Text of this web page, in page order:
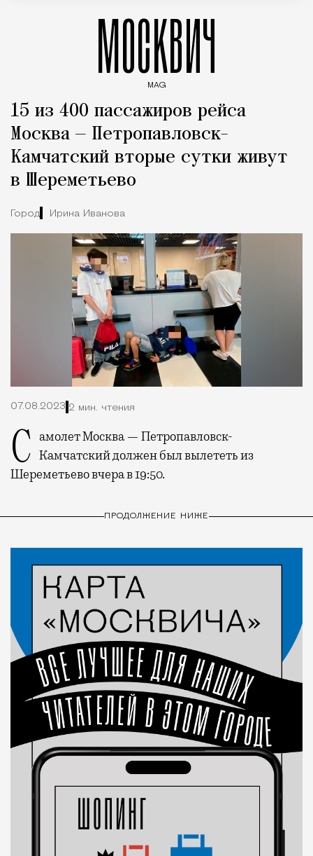
МОСКВИЧ
MAG
15 из 400 пассажиров рейса
Москва — Петропавловск-
Камчатский вторые сутки живут
в Шереметьево
Город Ирина Иванова
07.08.2023 2 мин. чтения
Самолет Москва — Петропавловск- Камчатский должен был вылететь из
Шереметьево вчера в 19:50.
ПРОДОЛЖЕНИЕ НИЖЕ